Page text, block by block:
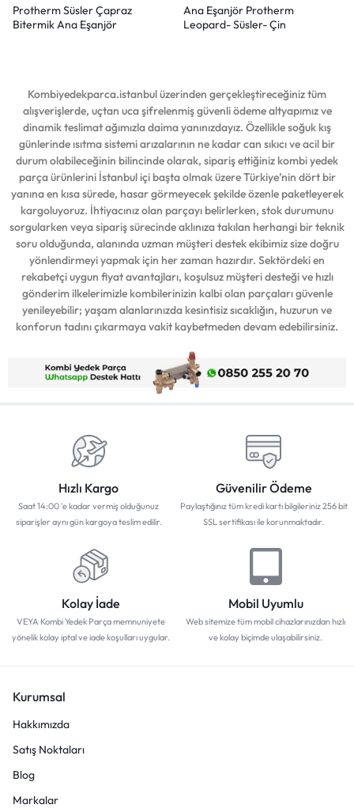
Protherm Süsler Çapraz
Bitermik Ana Eşanjör
Ana Eşanjör Protherm
Leopard- Süsler- Çin
Kombiyedekparca.istanbul üzerinden gerçekleştireceğiniz tüm
alışverişlerde, uçtan uca şifrelenmiş güvenli ödeme altyapımız ve
dinamik teslimat ağımızla daima yanınızdayız. Özellikle soğuk kış
günlerinde ısıtma sistemi arızalarının ne kadar can sıkıcı ve acil bir
durum olabileceğinin bilincinde olarak, sipariş ettiğiniz kombi yedek
parça ürünlerini İstanbul içi başta olmak üzere Türkiye’nin dört bir
yanına en kısa sürede, hasar görmeyecek şekilde özenle paketleyerek
kargoluyoruz. İhtiyacınız olan parçayı belirlerken, stok durumunu
sorgularken veya sipariş sürecinde aklınıza takılan herhangi bir teknik
soru olduğunda, alanında uzman müşteri destek ekibimiz size doğru
yönlendirmeyi yapmak için her zaman hazırdır. Sektördeki en
rekabetçi uygun fiyat avantajları, koşulsuz müşteri desteği ve hızlı
gönderim ilkelerimizle kombilerinizin kalbi olan parçaları güvenle
yenileyebilir; yaşam alanlarınızda kesintisiz sıcaklığın, huzurun ve
konforun tadını çıkarmaya vakit kaybetmeden devam edebilirsiniz.
Hızlı Kargo
Saat 14:00 'e kadar vermiş olduğunuz
siparişler aynı gün kargoya teslim edilir.
Güvenilir Ödeme
Paylaştığınız tüm kredi kartı bilgileriniz 256 bit
SSL sertifikası ile korunmaktadır.
Kolay İade
VEYA Kombi Yedek Parça memnuniyete
yönelik kolay iptal ve iade koşulları uygular.
Mobil Uyumlu
Web sitemize tüm mobil cihazlarınızdan hızlı
ve kolay biçimde ulaşabilirsiniz.
Kurumsal
Hakkımızda
Satış Noktaları
Blog
Markalar